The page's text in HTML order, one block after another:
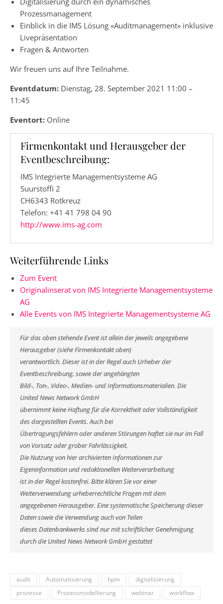
Prozessmanagement
Einblick in die IMS Lösung «Auditmanagement» inklusive
Livepräsentation
Fragen & Antworten
Wir freuen uns auf Ihre Teilnahme.
Eventdatum: Dienstag, 28. September 2021 11:00 –
11:45
Eventort: Online
Firmenkontakt und Herausgeber der
Eventbeschreibung:
IMS Integrierte Managementsysteme AG
Suurstoffi 2
CH6343 Rotkreuz
Telefon: +41 41 798 04 90
http://www.ims-ag.com
Weiterführende Links
Zum Event
Originalinserat von IMS Integrierte Managementsysteme
AG
Alle Events von IMS Integrierte Managementsysteme AG
Für das oben stehende Event ist allein der jeweils angegebene
Herausgeber (siehe Firmenkontakt oben)
verantwortlich. Dieser ist in der Regel auch Urheber der
Eventbeschreibung, sowie der angehängten
Bild-, Ton-, Video-, Medien- und Informationsmaterialien. Die
United News Network GmbH
übernimmt keine Haftung für die Korrektheit oder Vollständigkeit
des dargestellten Events. Auch bei
Übertragungsfehlern oder anderen Störungen haftet sie nur im Fall
von Vorsatz oder grober Fahrlässigkeit.
Die Nutzung von hier archivierten Informationen zur
Eigeninformation und redaktionellen Weiterverarbeitung
ist in der Regel kostenfrei. Bitte klären Sie vor einer
Weiterverwendung urheberrechtliche Fragen mit dem
angegebenen Herausgeber. Eine systematische Speicherung dieser
Daten sowie die Verwendung auch von Teilen
dieses Datenbankwerks sind nur mit schriftlicher Genehmigung
durch die United News Network GmbH gestattet
audit Automatisierung bpm
digitalisierung
prozesse
Prozessmodellierung webinar workflow